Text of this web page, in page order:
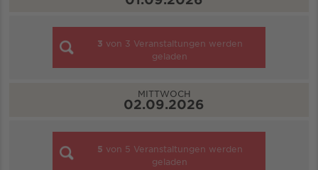
3 von 3 Veranstaltungen werden
geladen
MITTWOCH
02.09.2026
5 von 5 Veranstaltungen werden
geladen